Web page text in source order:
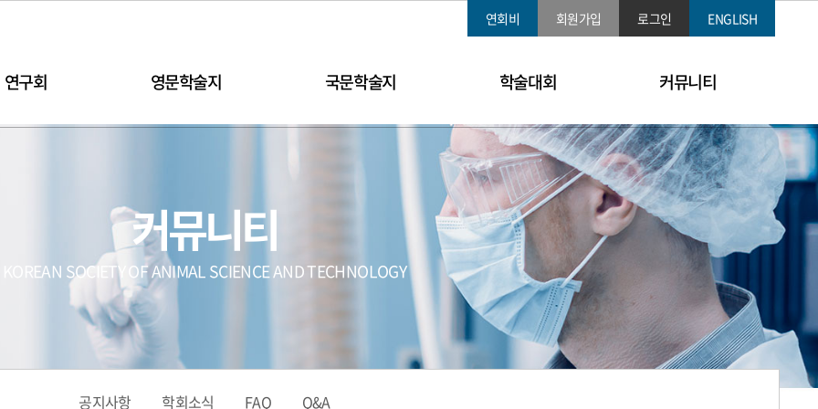
연회비 회원가입 로그인 ENGLISH
연구회 영문학술지 국문학술지 학술대회 커뮤니티
커뮤니티
KOREAN SOCIETY OF ANIMAL SCIENCE AND TECHNOLOGY
공지사항 학회소식 FAQ Q&A